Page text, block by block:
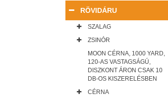
RÖVIDÁRU
SZALAG
ZSINÓR
MOON CÉRNA, 1000 YARD,
120-AS VASTAGSÁGÚ,
DISZKONT ÁRON CSAK 10
DB-OS KISZERELÉSBEN
CÉRNA